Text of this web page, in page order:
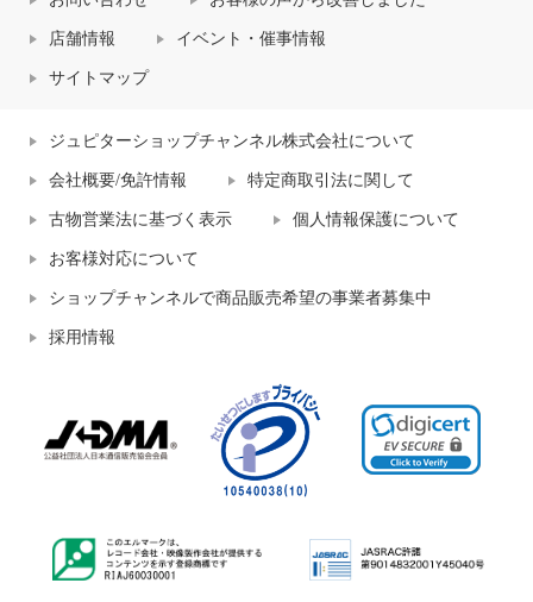
店舗情報 イベント・催事情報
サイトマップ
ジュピターショップチャンネル株式会社について
会社概要/免許情報 特定商取引法に関して
古物営業法に基づく表示 個人情報保護について
お客様対応について
ショップチャンネルで商品販売希望の事業者募集中
採用情報